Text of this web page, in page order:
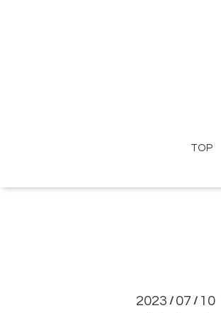
TOP
2023 / 07 / 10